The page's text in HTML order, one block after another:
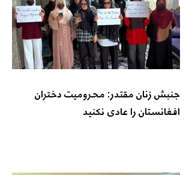
جنبش زنان مقتدر: محرومیت دختران
افغانستان را عادی نکنید